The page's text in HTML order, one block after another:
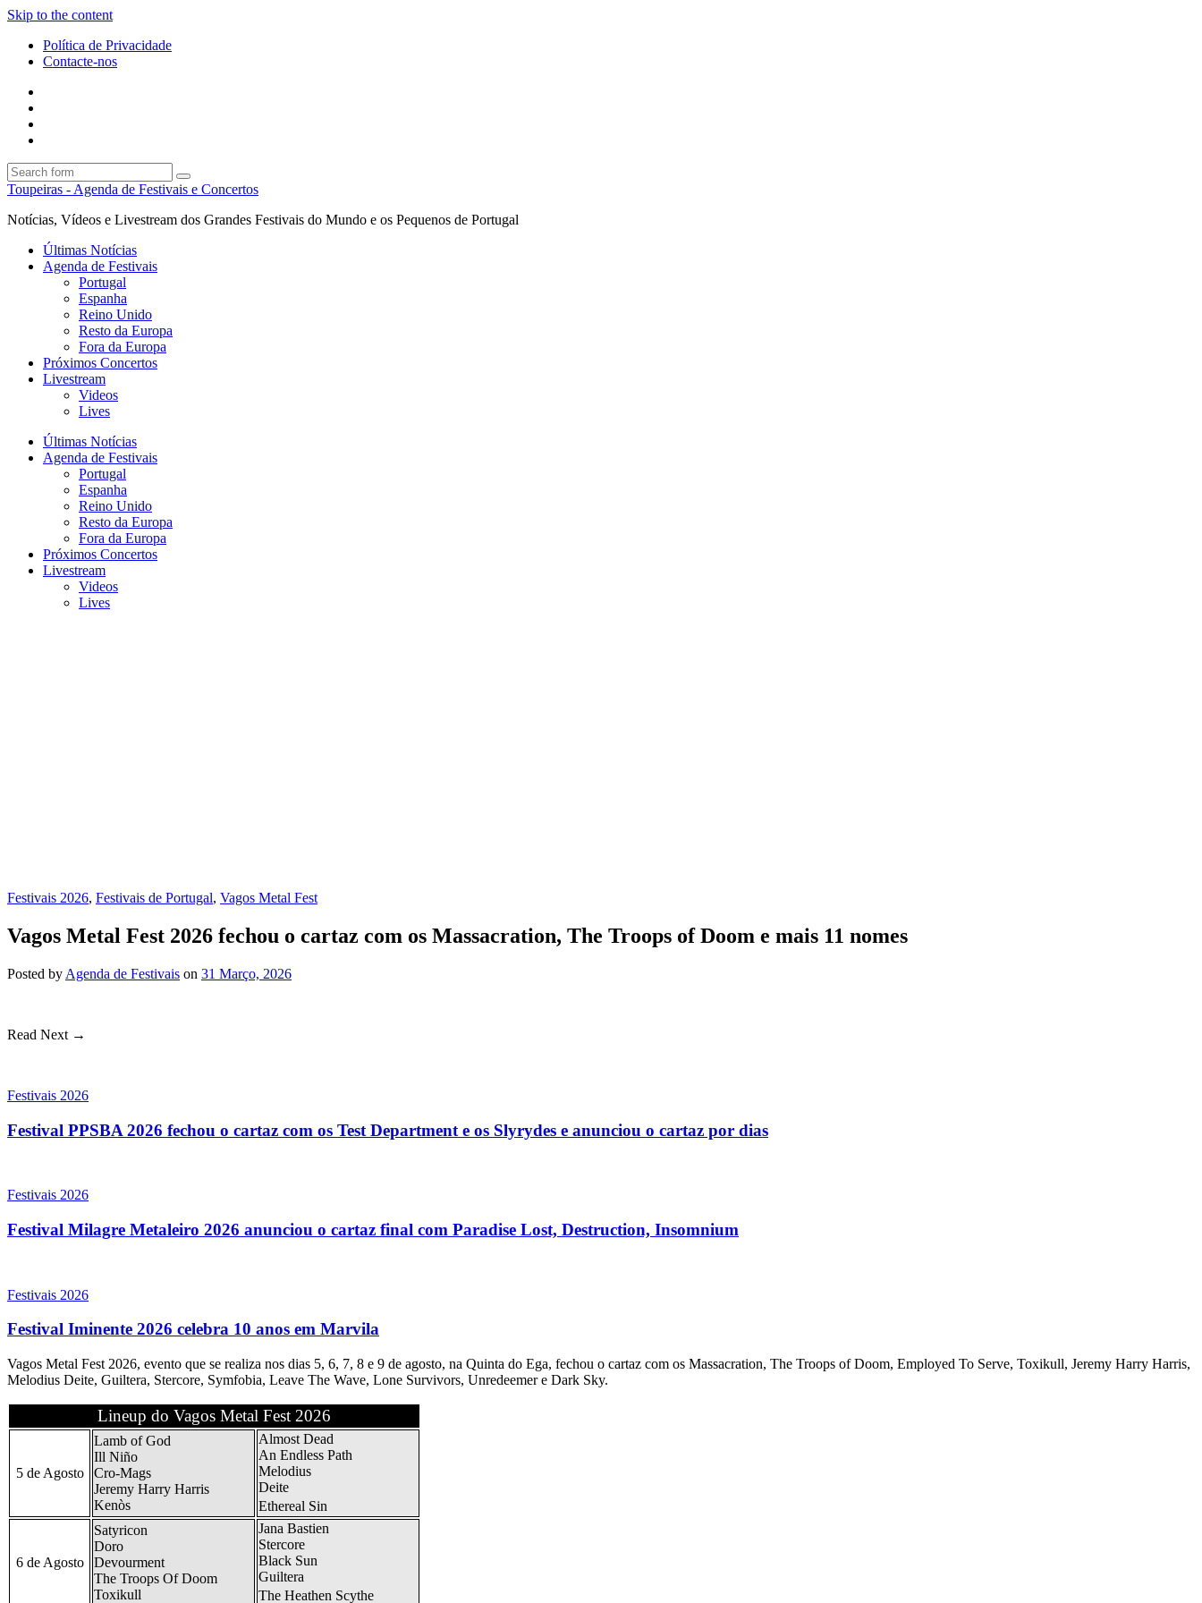
Skip to the content
Política de Privacidade
Contacte-nos
Search
Toupeiras - Agenda de Festivais e Concertos
Notícias, Vídeos e Livestream dos Grandes Festivais do Mundo e os Pequenos de Portugal
Últimas Notícias
Agenda de Festivais
Portugal
Espanha
Reino Unido
Resto da Europa
Fora da Europa
Próximos Concertos
Livestream
Videos
Lives
Últimas Notícias
Agenda de Festivais
Portugal
Espanha
Reino Unido
Resto da Europa
Fora da Europa
Próximos Concertos
Livestream
Videos
Lives
Festivais 2026, Festivais de Portugal, Vagos Metal Fest
Vagos Metal Fest 2026 fechou o cartaz com os Massacration, The Troops of Doom e mais 11 nomes
Posted by Agenda de Festivais on 31 Março, 2026
Read Next →
Festivais 2026
Festival PPSBA 2026 fechou o cartaz com os Test Department e os Slyrydes e anunciou o cartaz por dias
Festivais 2026
Festival Milagre Metaleiro 2026 anunciou o cartaz final com Paradise Lost, Destruction, Insomnium
Festivais 2026
Festival Iminente 2026 celebra 10 anos em Marvila
Vagos Metal Fest 2026, evento que se realiza nos dias 5, 6, 7, 8 e 9 de agosto, na Quinta do Ega, fechou o cartaz com os Massacration, The Troops of Doom, Employed To Serve, Toxikull, Jeremy Harry Harris,
Melodius Deite, Guiltera, Stercore, Symfobia, Leave The Wave, Lone Survivors, Unredeemer e Dark Sky.
Lineup do Vagos Metal Fest 2026
5 de Agosto
Lamb of God
Ill Niño
Cro-Mags
Jeremy Harry Harris
Kenòs
Almost Dead
An Endless Path
Melodius
Deite
Ethereal Sin
6 de Agosto
Satyricon
Doro
Devourment
The Troops Of Doom
Toxikull
Jana Bastien
Stercore
Black Sun
Guiltera
The Heathen Scythe